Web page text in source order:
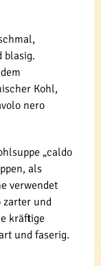
blasig.
Kohl,
nero
„caldo
als
verwendet
zarter und
kräftige
und faserig.